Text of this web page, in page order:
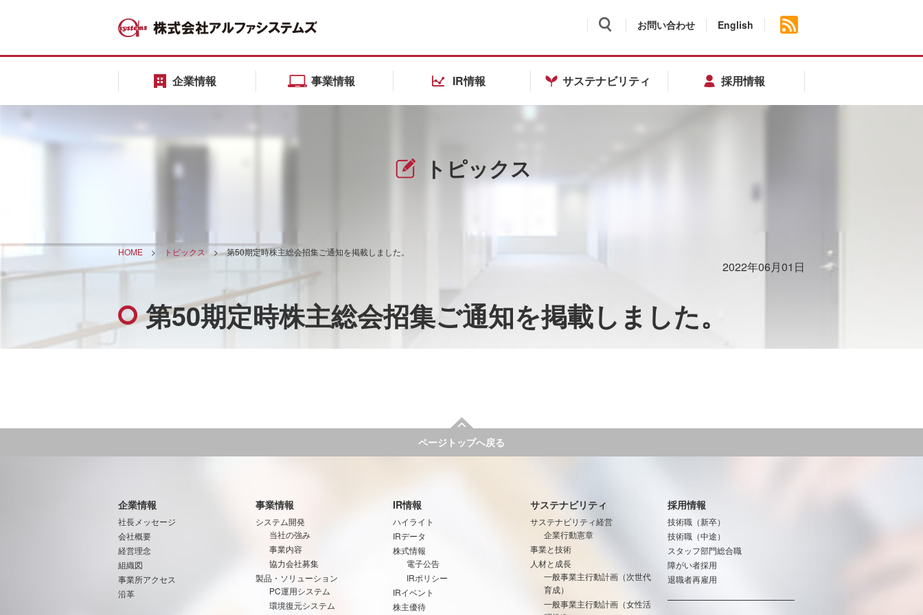
お問い合わせ English
企業情報 事業情報 IR情報 サステナビリティ 採用情報
トピックス
HOME > トピックス >第50期定時株主総会招集ご通知を掲載しました。
2022年06月01日
第50期定時株主総会招集ご通知を掲載しました。
ページトップへ戻る
企業情報
社長メッセージ
会社概要
経営理念
組織図
事業所アクセス
沿革
事業情報
システム開発
当社の強み
事業内容
協力会社募集
製品・ソリューション
PC運用システム
環境復元システム
IR情報
ハイライト
IRデータ
株式情報
電子公告
IRポリシー
IRイベント
株主優待
サステナビリティ
サステナビリティ経営
企業行動憲章
事業と技術
人材と成長
一般事業主行動計画（次世代
育成）
一般事業主行動計画（女性活
採用情報
技術職（新卒）
技術職（中途）
スタッフ部門総合職
障がい者採用
退職者再雇用